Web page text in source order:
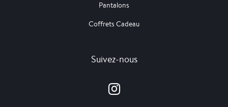
Pantalons
Coffrets Cadeau
Suivez-nous